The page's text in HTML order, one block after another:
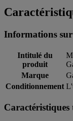
Informations
Intitulé du
produit
Marque
Conditionnement
Caractéristiques